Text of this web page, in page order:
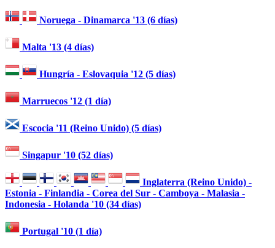
Noruega - Dinamarca '13 (6 días)
Malta '13 (4 días)
Hungría - Eslovaquia '12 (5 días)
Marruecos '12 (1 día)
Escocia '11 (Reino Unido) (5 días)
Singapur '10 (52 días)
Inglaterra (Reino Unido) -
Estonia - Finlandia - Corea del Sur - Camboya - Malasia -
Indonesia - Holanda '10 (34 días)
Portugal '10 (1 día)